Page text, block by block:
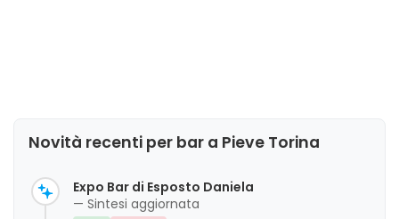
Novità recenti per bar a Pieve Torina
Expo Bar di Esposto Daniela
— Sintesi aggiornata